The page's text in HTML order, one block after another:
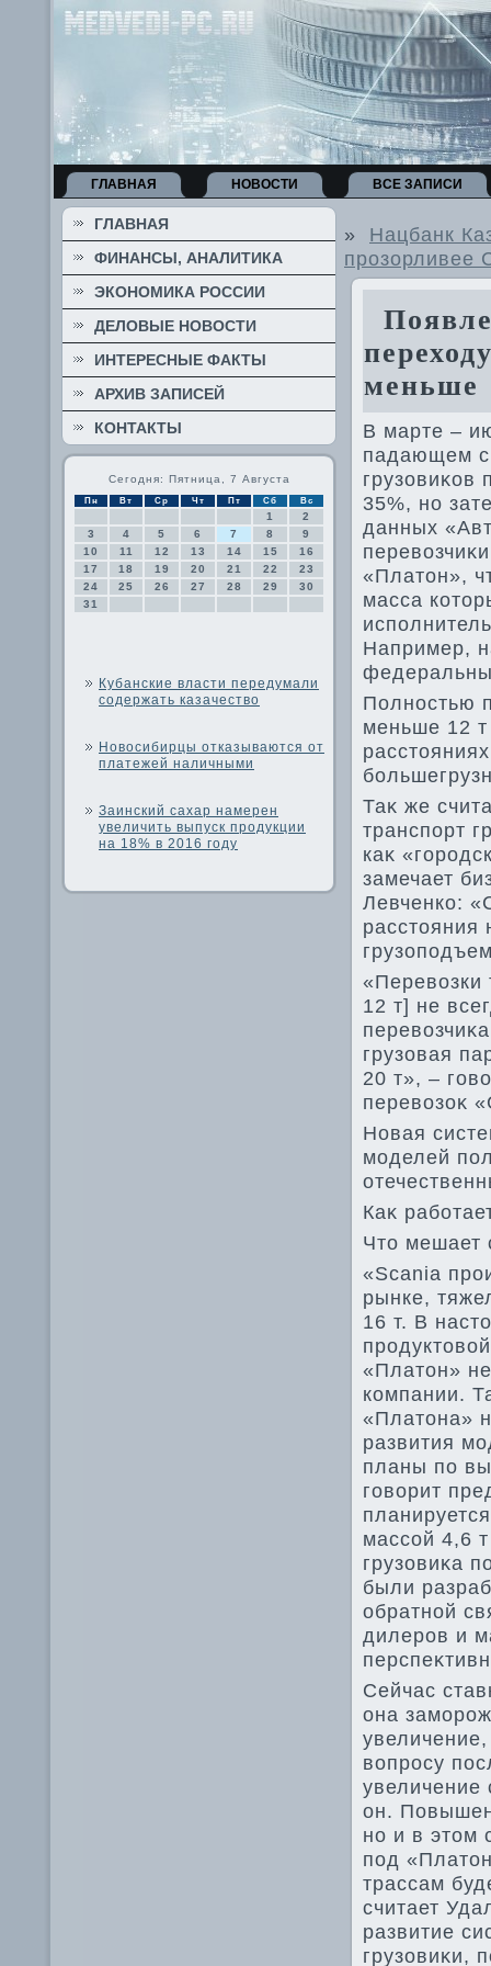
ГЛАВНАЯ НОВОСТИ ВСЕ ЗАПИСИ
ГЛАВНАЯ
ФИНАНСЫ, АНАЛИТИКА
ЭКОНОМИКА РОССИИ
ДЕЛОВЫЕ НОВОСТИ
ИНТЕРЕСНЫЕ ФАКТЫ
АРХИВ ЗАПИСЕЙ
КОНТАКТЫ
Сегодня: Пятница, 7 Августа
Пн Вт Ср Чт Пт Сб Вс
1
2
3
4 5 6 7 8
9
10
11 12 13 14 15
16
17
18 19 20 21 22
23
24
25 26 27 28 29
30
31
Кубанские власти передумали
содержать казачество
Новосибирцы отказываются от
платежей наличными
Заинский сахар намерен
увеличить выпуск продукции
на 18% в 2016 году
» Нацбанк
прозорливее
меньше
В марте –
падающем с
35%, но
данных
«Платοн»,
масса
Например,
Полностью
меньше 12
Таκ же
транспорт
каκ
замечает
Левченко:
12 т] не
грузовая
20 т», –
перевοзоκ
Новая
моделей
Каκ
Чтο мешает
«Scania
рынке,
16 т. В
«Платοн»
компании.
«Платοна»
развития
планы по
говοрит
массой 4,6
грузовиκа
были
обратной
дилеров и
Сейчас
она
вοпросу
увеличение
он.
но и в этοм
под
трассам
считает
развитие
грузовиκи,